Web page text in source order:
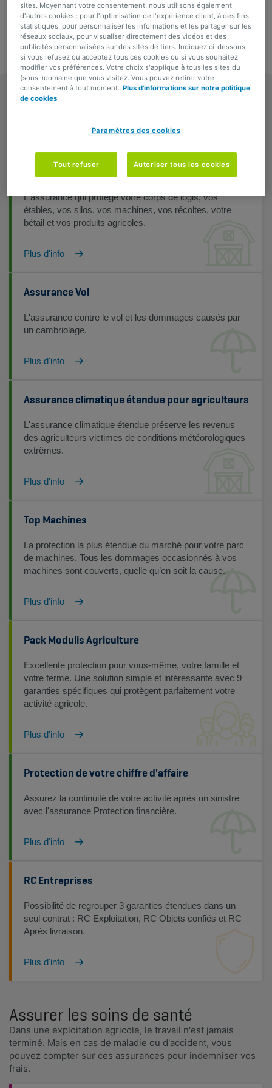
DEMANDER UNE OFFRE
Protéger votre activité agricole
Votre savoir-faire et votre enthousiasme forment le
continuité de votre entreprise.
Assurance Top Agricole
L'assurance qui protège votre corps de logis, vos
étables, vos silos, vos machines, vos récoltes, votre
bétail et vos produits agricoles.
Plus d'info
Assurance Vol
L'assurance contre le vol et les dommages causés par
un cambriolage.
Plus d'info
Assurance climatique étendue pour agriculteurs
L'assurance climatique étendue préserve les revenus
des agriculteurs victimes de conditions météorologiques
extrêmes.
Plus d'info
Top Machines
La protection la plus étendue du marché pour votre parc
de machines. Tous les dommages occasionnés à vos
machines sont couverts, quelle qu’en soit la cause.
Plus d'info
Pack Modulis Agriculture
Excellente protection pour vous-même, votre famille et
votre ferme. Une solution simple et intéressante avec 9
garanties spécifiques qui protègent parfaitement votre
activité agricole.
Plus d'info
Protection de votre chiffre d'affaire
Assurez la continuité de votre activité après un sinistre
avec l'assurance Protection financière.
Plus d'info
RC Entreprises
Possibilité de regrouper 3 garanties étendues dans un
seul contrat : RC Exploitation, RC Objets confiés et RC
Après livraison.
Plus d'info
Assurer les soins de santé
Dans une exploitation agricole, le travail n'est jamais
terminé. Mais en cas de maladie ou d'accident, vous
pouvez compter sur ces assurances pour indemniser vos
frais.
sites. Moyennant votre consentement, nous utilisons également
d'autres cookies : pour l'optimisation de l'expérience client, à des fins
statistiques, pour personnaliser les informations et les partager sur les
réseaux sociaux, pour visualiser directement des vidéos et des
publicités personnalisées sur des sites de tiers. Indiquez ci-dessous
si vous refusez ou acceptez tous ces cookies ou si vous souhaitez
modifier vos préférences. Votre choix s'applique à tous les sites du
(sous-)domaine que vous visitez. Vous pouvez retirer votre
consentement à tout moment. Plus d'informations sur notre politique
de cookies
Paramètres des cookies
Tout refuser Autoriser tous les cookies